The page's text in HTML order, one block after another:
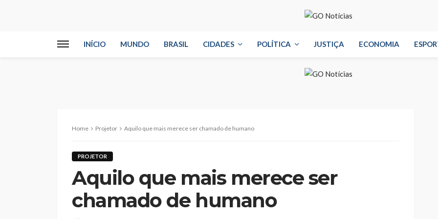
INÍCIO MUNDO BRASIL CIDADES POLÍTICA JUSTIÇA ECONOMIA
Home Projetor Aquilo que mais merece ser chamado de humano
PROJETOR
Aquilo que mais merece ser
chamado de humano